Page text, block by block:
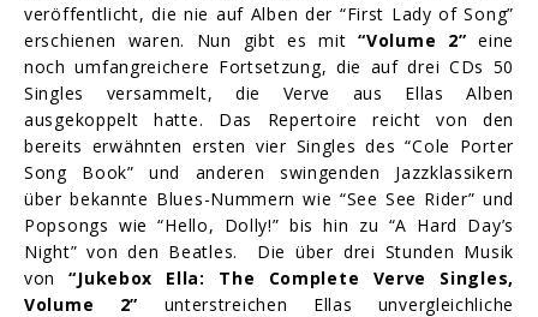
veröffentlicht, die nie auf Alben der “First Lady of Song”
erschienen waren. Nun gibt es mit“Volume 2”eine
noch umfangreichere Fortsetzung, die auf drei CDs 50
Singles versammelt, die Verve aus Ellas Alben
ausgekoppelt hatte. Das Repertoire reicht von den
bereits erwähnten ersten vier Singles des “Cole Porter
Song Book” und anderen swingenden Jazzklassikern
über bekannte Blues-Nummern wie “See See Rider” und
Popsongs wie “Hello, Dolly!” bis hin zu “A Hard Day’s
Night” von den Beatles. Die über drei Stunden Musik
von“Jukebox Ella: The Complete Verve Singles,
Volume 2” unterstreichen Ellas unvergleichliche